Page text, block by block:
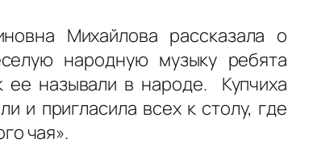
Михайлова рассказала о
народную музыку ребята
ее называли в народе. Купчиха
и пригласила всех к столу, где
чая».